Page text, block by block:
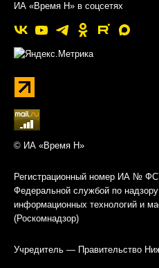
ИА «Время Н» в соцсетях
© ИА «Время Н»
Регистрационный номер ИА №
Федеральной службой по
информационных технологий и
(Роскомнадзор)
Учредитель — Правительство